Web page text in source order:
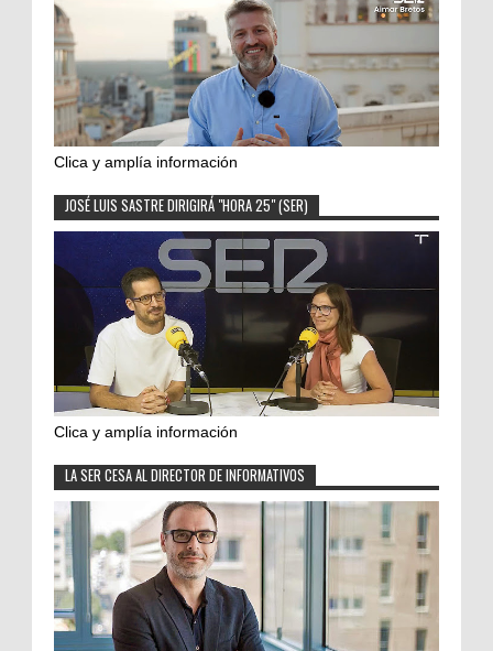
Clica y amplía información
JOSÉ LUIS SASTRE DIRIGIRÁ "HORA 25" (SER)
Clica y amplía información
LA SER CESA AL DIRECTOR DE INFORMATIVOS